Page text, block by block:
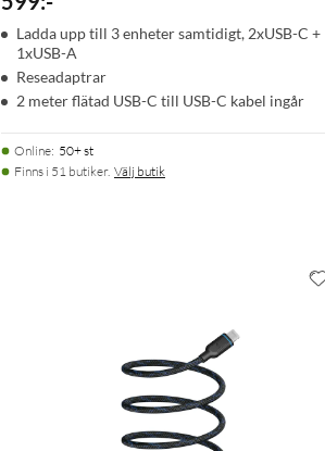
Ladda upp till 3 enheter samtidigt, 2xUSB-C +
1xUSB-A
Reseadaptrar
2 meter flätad USB-C till USB-C kabel ingår
Online: 50+ st
Finns i 51 butiker. Välj butik